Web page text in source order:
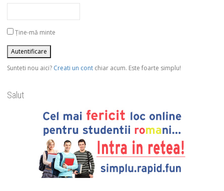
Ține-mă minte
Sunteti nou aici? Creati un cont chiar acum. Este foarte simplu!
Salut